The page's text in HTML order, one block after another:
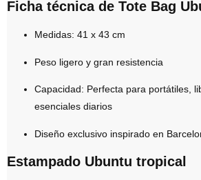
Ficha técnica de Tote Bag
Medidas: 41 x 43 cm
Peso ligero y gran resistencia
Capacidad: Perfecta para portátiles,
esenciales diarios
Diseño exclusivo inspirado en
Estampado Ubuntu tropical